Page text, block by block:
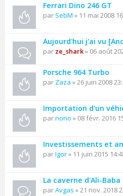
Ferrari Dino 246 GT
par SebM » 11 mai 2008
Aujourd'hui j'ai vu
par ze_shark» 06 août
Porsche 964 Turbo
par Zaza » 26 juin 2008
Importation d'un
parnono » 08 févr. 2016
Investissements et
parIgor» 11 juin 2015
La caverne d'Ali-Baba
parAvgas » 21 nov. 2018